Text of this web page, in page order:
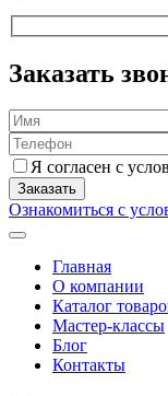
Заказать
Я согласен с
Ознакомиться с
Главная
О компании
Каталог
Мастер-классы
Блог
Контакты